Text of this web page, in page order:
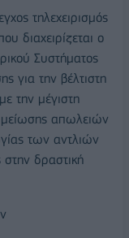
τηλεχειρισμός
διαχειρίζεται ο
Συστήματος
για την βέλτιστη
την μέγιστη
μείωσης απωλειών
των αντλιών
δραστική